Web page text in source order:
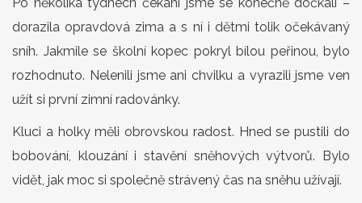
dorazila opravdová zima a s ní i dětmi tolik očekávaný
sníh. Jakmile se školní kopec pokryl bílou peřinou, bylo
rozhodnuto. Nelenili jsme ani chvilku a vyrazili jsme ven
užít si první zimní radovánky.
Kluci a holky měli obrovskou radost. Hned se pustili do
bobování, klouzání i stavění sněhových výtvorů. Bylo
vidět, jak moc si společně strávený čas na sněhu užívají.